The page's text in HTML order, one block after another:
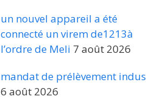
un nouvel appareil a été
connecté un virem de1213à
l’ordre de Meli 7 août 2026
mandat de prélèvement indus
6 août 2026